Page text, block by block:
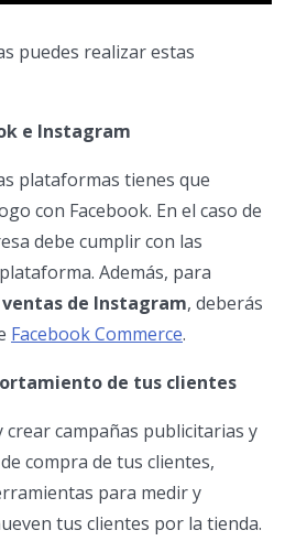
puedes realizar estas
e Instagram
plataformas tienes que
con Facebook. En el caso de
debe cumplir con las
Además, para
ventas de Instagram, deberás
Facebook Commerce.
de tus clientes
crear campañas publicitarias y
compra de tus clientes,
para medir y
tus clientes por la tienda.